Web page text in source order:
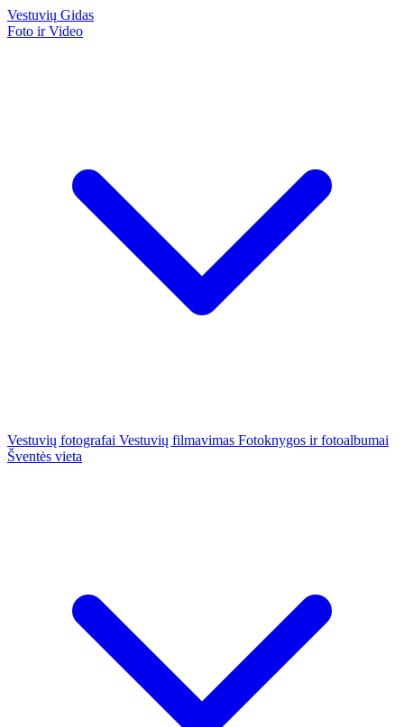
Vestuvių Gidas
Foto ir Video
Vestuvių fotografai Vestuvių filmavimas Fotoknygos ir fotoalbumai
Šventės vieta